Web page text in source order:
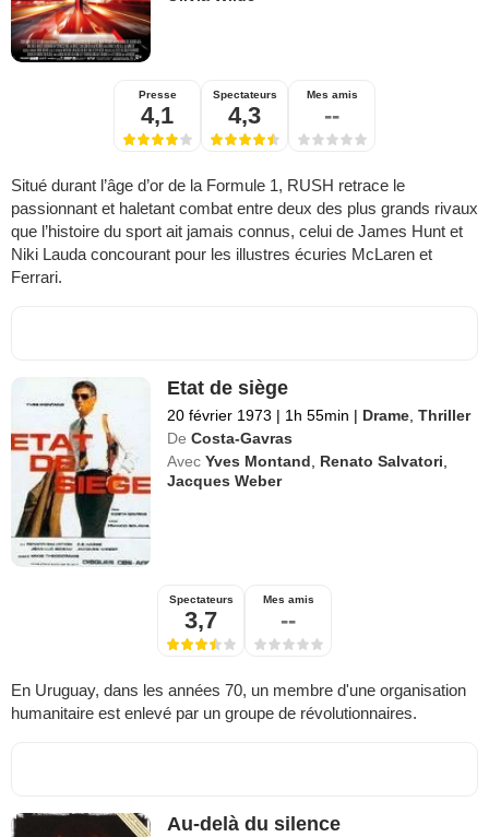
Presse
4,1
Spectateurs
4,3
Mes amis
--
Situé durant l’âge d’or de la Formule 1, RUSH retrace le
passionnant et haletant combat entre deux des plus grands rivaux
que l’histoire du sport ait jamais connus, celui de James Hunt et
Niki Lauda concourant pour les illustres écuries McLaren et
Ferrari.
Etat de siège
20 février 1973 | 1h 55min | Drame ,Thriller
De Costa-Gavras
Avec Yves Montand Renato Salvatori
Jacques Weber
Spectateurs
3,7
Mes amis
--
En Uruguay, dans les années 70, un membre d'une organisation
humanitaire est enlevé par un groupe de révolutionnaires.
Au-delà du silence